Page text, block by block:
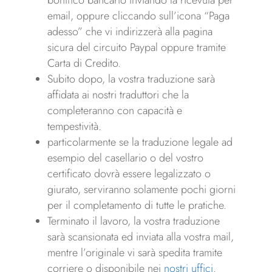
email, oppure cliccando sull’icona “Paga
adesso” che vi indirizzerà alla pagina
sicura del circuito Paypal oppure tramite
Carta di Credito.
Subito dopo, la vostra traduzione sarà
affidata ai nostri traduttori che la
completeranno con capacità e
tempestività.
particolarmente se la traduzione legale ad
esempio del casellario o del vostro
certificato dovrà essere legalizzato o
giurato, serviranno solamente pochi giorni
per il completamento di tutte le pratiche.
Terminato il lavoro, la vostra traduzione
sarà scansionata ed inviata alla vostra mail,
mentre l’originale vi sarà spedita tramite
corriere o disponibile nei nostri uffici.